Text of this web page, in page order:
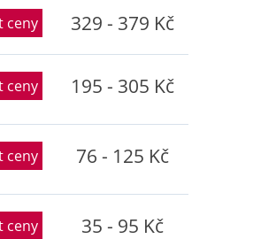
ceny 329 - 379 Kč
ceny 195 - 305 Kč
ceny 76 - 125 Kč
ceny 35 - 95 Kč